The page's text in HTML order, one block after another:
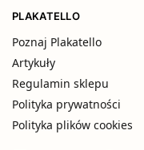
PLAKATELLO
Poznaj Plakatello
Artykuły
Regulamin sklepu
Polityka prywatności
Polityka plików cookies